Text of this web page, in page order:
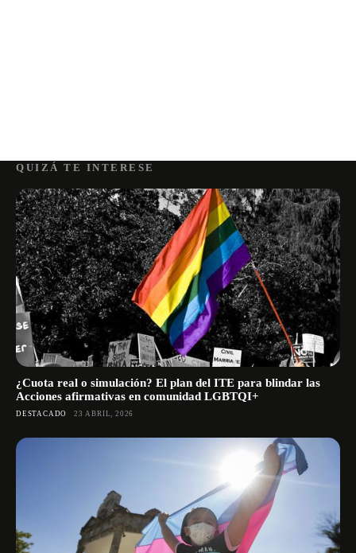
QUIZÁ TE INTERESE
¿Cuota real o simulación? El plan del ITE para blindar las
Acciones afirmativas en comunidad LGBTQI+
DESTACADO 23 ABRIL, 2026